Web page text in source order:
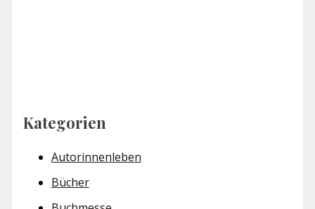
Kategorien
Autorinnenleben
Bücher